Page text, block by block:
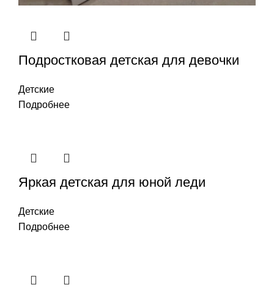
Подростковая детская для девочки
Детские
Подробнее
Яркая детская для юной леди
Детские
Подробнее